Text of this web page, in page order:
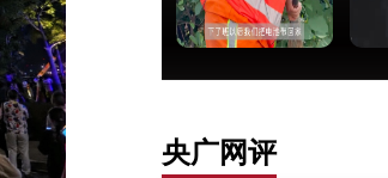
央广网评